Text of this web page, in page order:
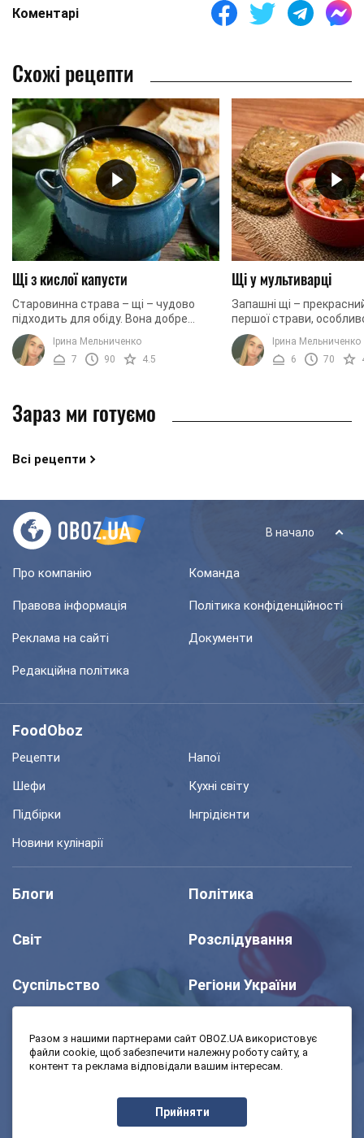
Коментарі
Схожі рецепти
Щі з кислої капусти
Старовинна страва – щі – чудово
підходить для обіду. Вона добре
насичує, не є занадто жирною, маючи
при цьому досить багатогранний
смак. Головний ...
Ірина Мельниченко
7
90 4.5
Щі у мультиварці
Запашні щі –
першої страви,
дні. Ситний, густий суп
дуже просто і має
інших супів ...
Ірина Мельниченко
6
70
Зараз ми готуємо
Всі рецепти
В начало
Про компанію Команда
Правова інформація Політика конфіденційності
Реклама на сайті Документи
Редакційна політика
FoodOboz
Рецепти
Напої
Шефи
Кухні світу
Підбірки
Інгрідієнти
Новини кулінарії
Блоги Політика
Світ Розслідування
Суспільство Регіони України
Шоу Спорт
Моя школа
Економіка
Разом з нашими партнерами сайт OBOZ.UA використовує
файли cookie, щоб забезпечити належну роботу сайту, а
контент та реклама відповідали вашим інтересам.
Прийняти